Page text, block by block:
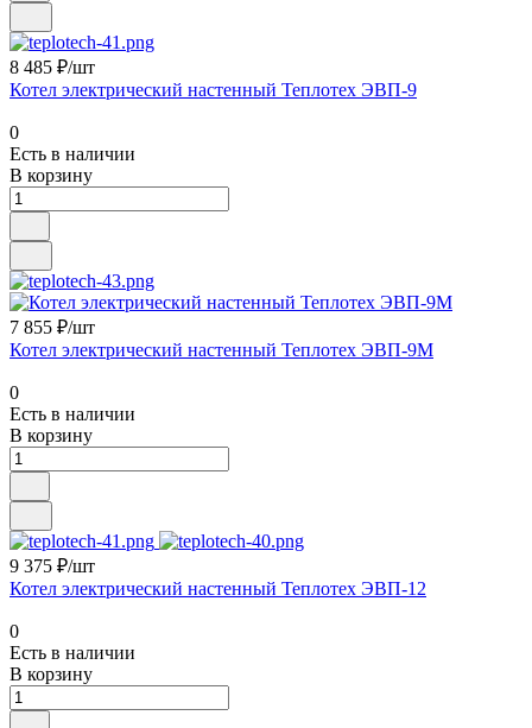
8 485 ₽/шт
Котел электрический настенный Теплотех ЭВП-9
0
Есть в наличии
В корзину
7 855 ₽/шт
Котел электрический настенный Теплотех ЭВП-9М
0
Есть в наличии
В корзину
9 375 ₽/шт
Котел электрический настенный Теплотех ЭВП-12
0
Есть в наличии
В корзину